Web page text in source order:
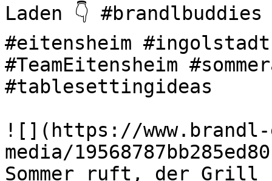
Laden 👇
#eitensheim
#TeamEitensheim
#tablesettingideas
![](https://
media/
Sommer ruft, der Grill